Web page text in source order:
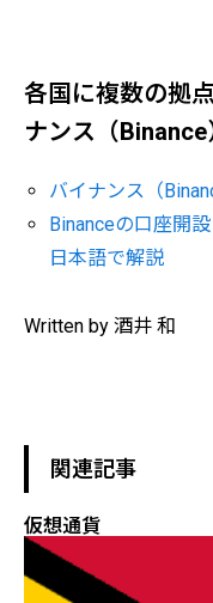
各国に複数の拠
ナンス（Binance
バイナンス（
Binanceの口座開
日本語で解説
Written by 酒井 和
関連記事
仮想通貨